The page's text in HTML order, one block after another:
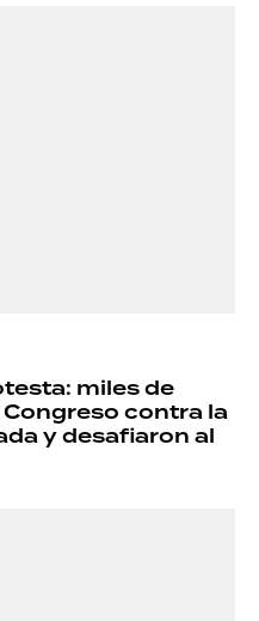
miles de
contra la
y desafiaron al